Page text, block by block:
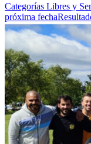
Categorías Libres y
próxima fecha